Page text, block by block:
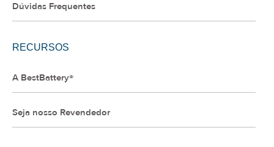
Dúvidas Frequentes
RECURSOS
A BestBattery®
Seja nosso Revendedor